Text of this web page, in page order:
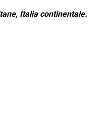
Italia continentale.